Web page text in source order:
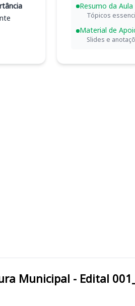
Resumo da Aula
Tópicos
Material de
Slides e
SP Prefeitura Municipal - Edital